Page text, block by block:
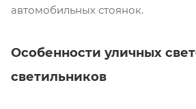
автомобильных стоянок.
Особенности уличных
светильников